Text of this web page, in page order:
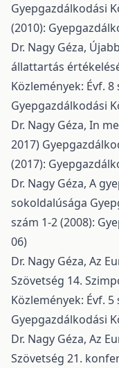
Gyepgazdálkodási
(2010):
Dr. Nagy Géza,
állattartás
Közlemények: Évf. 8
Gyepgazdálkodási
Dr. Nagy Géza, In
2017)
(2017):
Dr. Nagy Géza, A
sokoldalúsága
szám 1-2 (2008):
06)
Dr. Nagy Géza, Az
Szövetség 14.
Közlemények: Évf. 5
Gyepgazdálkodási
Dr. Nagy Géza, Az
Szövetség 21.